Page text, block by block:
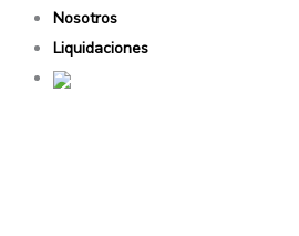
Nosotros
Liquidaciones